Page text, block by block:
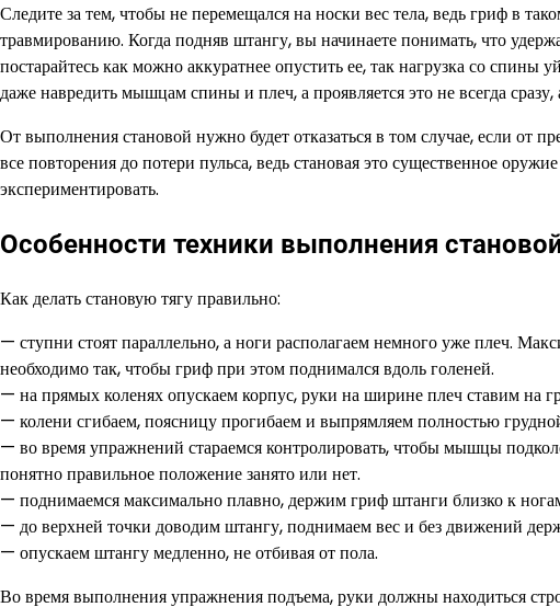
Следите за тем, чтобы не перемещался на носки вес тела, ведь гриф в
травмированию. Когда подняв штангу, вы начинаете понимать, что
постарайтесь как можно аккуратнее опустить ее, так нагрузка со спины
даже навредить мышцам спины и плеч, а проявляется это не всегда сразу,
От выполнения становой нужно будет отказаться в том случае, если
все повторения до потери пульса, ведь становая это существенное
экспериментировать.
Особенности техники выполнения
Как делать становую тягу правильно:
— ступни стоят параллельно, а ноги располагаем немного уже плеч.
необходимо так, чтобы гриф при этом поднимался вдоль голеней.
— на прямых коленях опускаем корпус, руки на ширине плеч ставим на
— колени сгибаем, поясницу прогибаем и выпрямляем полностью
— во время упражнений стараемся контролировать, чтобы мышцы
понятно правильное положение занято или нет.
— поднимаемся максимально плавно, держим гриф штанги близко к
— до верхней точки доводим штангу, поднимаем вес и без движений
— опускаем штангу медленно, не отбивая от пола.
Во время выполнения упражнения подъема, руки должны находиться